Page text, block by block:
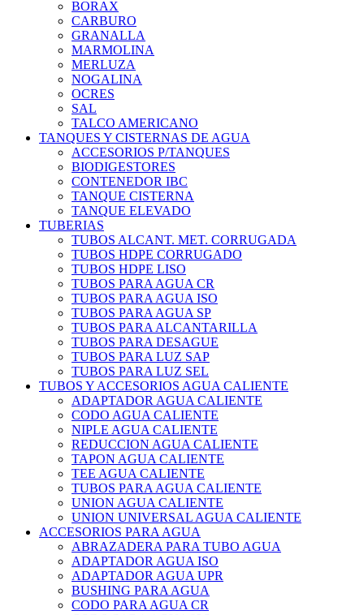
BORAX
CARBURO
GRANALLA
MARMOLINA
MERLUZA
NOGALINA
OCRES
SAL
TALCO AMERICANO
TANQUES Y CISTERNAS DE AGUA
ACCESORIOS P/TANQUES
BIODIGESTORES
CONTENEDOR IBC
TANQUE CISTERNA
TANQUE ELEVADO
TUBERIAS
TUBOS ALCANT. MET. CORRUGADA
TUBOS HDPE CORRUGADO
TUBOS HDPE LISO
TUBOS PARA AGUA CR
TUBOS PARA AGUA ISO
TUBOS PARA AGUA SP
TUBOS PARA ALCANTARILLA
TUBOS PARA DESAGUE
TUBOS PARA LUZ SAP
TUBOS PARA LUZ SEL
TUBOS Y ACCESORIOS AGUA CALIENTE
ADAPTADOR AGUA CALIENTE
CODO AGUA CALIENTE
NIPLE AGUA CALIENTE
REDUCCION AGUA CALIENTE
TAPON AGUA CALIENTE
TEE AGUA CALIENTE
TUBOS PARA AGUA CALIENTE
UNION AGUA CALIENTE
UNION UNIVERSAL AGUA CALIENTE
ACCESORIOS PARA AGUA
ABRAZADERA PARA TUBO AGUA
ADAPTADOR AGUA ISO
ADAPTADOR AGUA UPR
BUSHING PARA AGUA
CODO PARA AGUA CR